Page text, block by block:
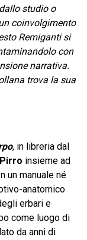
studio o
coinvolgimento
Remiganti si
con
narrativa.
trova la sua
, in libreria dal
insieme ad
un manuale né
anatomico
erbari e
come luogo di
da anni di